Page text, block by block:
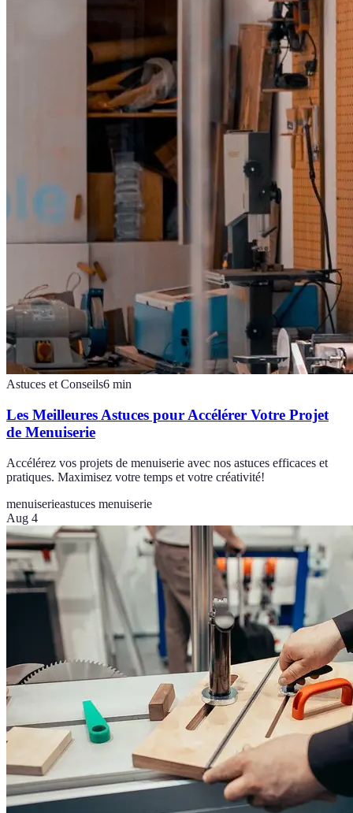
Astuces et Conseils6 min
Les Meilleures Astuces pour Accélérer Votre Projet
de Menuiserie
Accélérez vos projets de menuiserie avec nos astuces efficaces et
pratiques. Maximisez votre temps et votre créativité!
menuiserieastuces menuiserie
Aug 4